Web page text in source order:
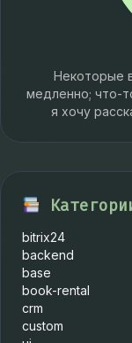
Некоторые
медленно; что-
я хочу
bitrix24
backend
base
book-rental
crm
custom